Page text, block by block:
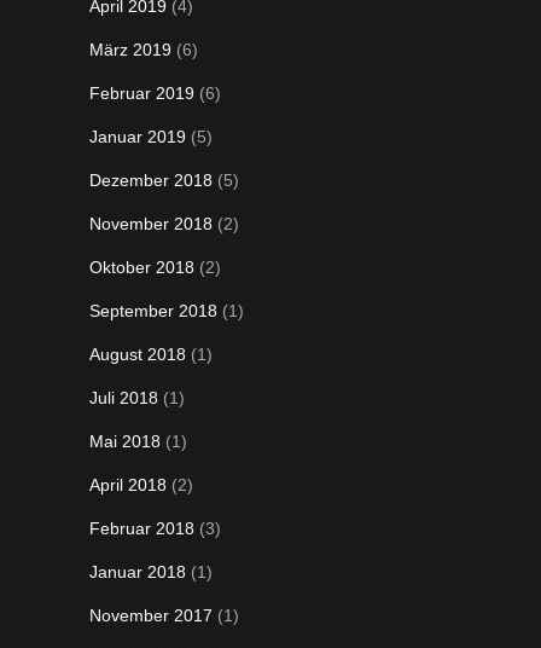
April 2019 (4)
März 2019 (6)
Februar 2019 (6)
Januar 2019 (5)
Dezember 2018 (5)
November 2018 (2)
Oktober 2018 (2)
September 2018 (1)
August 2018 (1)
Juli 2018 (1)
Mai 2018 (1)
April 2018 (2)
Februar 2018 (3)
Januar 2018 (1)
November 2017 (1)